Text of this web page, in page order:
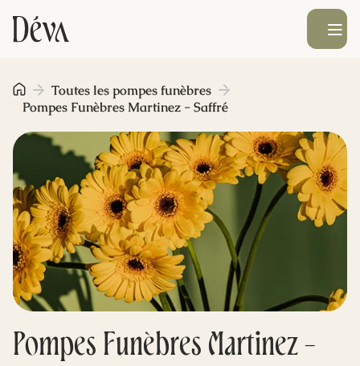
Obsèques
Prévoyance
Monument funéraire
Livraison de fleurs
Blog
Ouvrir le
Pompes Funèbres Martinez -
Toutes les pompes funèbres
Pompes Funèbres Martinez - Saffré